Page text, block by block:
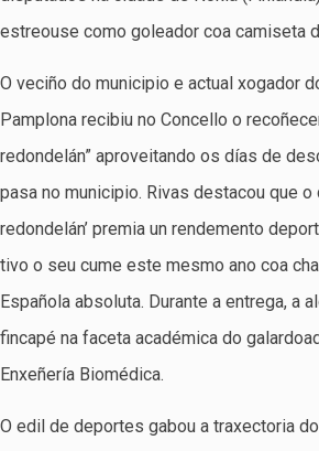
estreouse como goleador coa camiseta de
O veciño do municipio e actual xogador
Pamplona recibiu no Concello o
redondelán” aproveitando os días de
pasa no municipio. Rivas destacou que o
redondelán’ premia un rendemento
tivo o seu cume este mesmo ano coa
Española absoluta. Durante a entrega, a
fincapé na faceta académica do
Enxeñería Biomédica.
O edil de deportes gabou a traxectoria